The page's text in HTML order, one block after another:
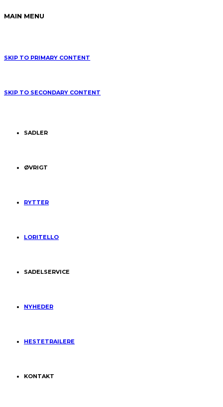
MAIN MENU
SKIP TO PRIMARY CONTENT
SKIP TO SECONDARY CONTENT
SADLER
ØVRIGT
RYTTER
LORITELLO
SADELSERVICE
NYHEDER
HESTETRAILERE
KONTAKT